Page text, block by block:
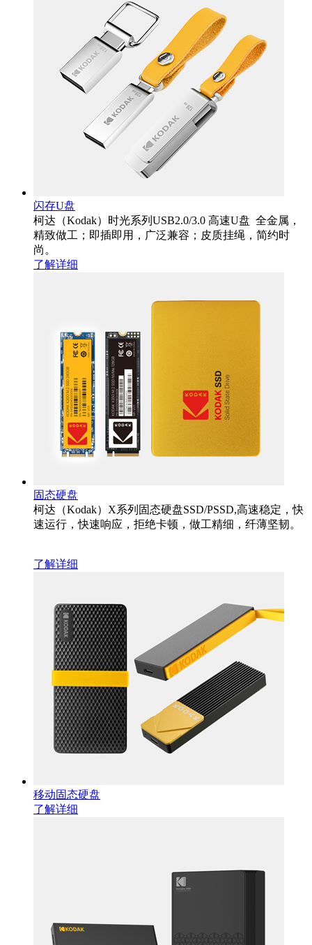
闪存U盘
柯达（Kodak）时光系列USB2.0/3.0 高速U盘 全金属，
精致做工；即插即用，广泛兼容；皮质挂绳，简约时
尚。
了解详细
固态硬盘
柯达（Kodak）X系列固态硬盘SSD/PSSD,高速稳定，快
速运行，快速响应，拒绝卡顿，做工精细，纤薄坚韧。
了解详细
移动固态硬盘
了解详细